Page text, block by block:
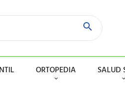
ORTOPEDIA SALUD